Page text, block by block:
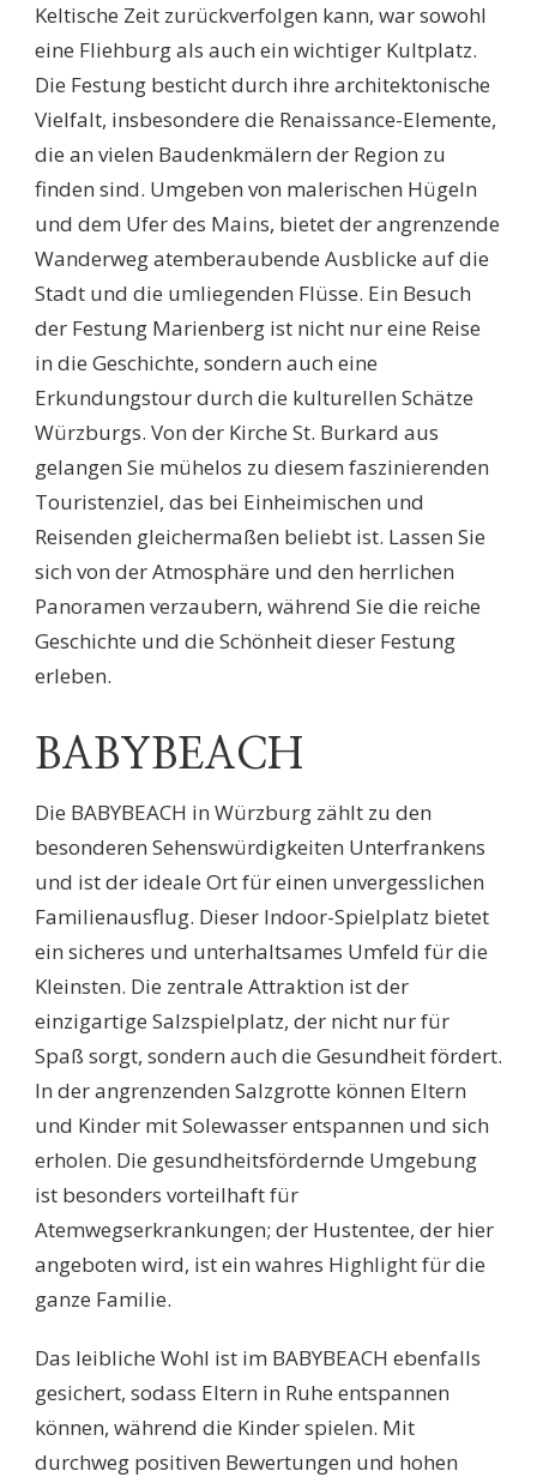
Keltische Zeit zurückverfolgen kann, war sowohl
eine Fliehburg als auch ein wichtiger Kultplatz.
Die Festung besticht durch ihre architektonische
Vielfalt, insbesondere die Renaissance-Elemente,
die an vielen Baudenkmälern der Region zu
finden sind. Umgeben von malerischen Hügeln
und dem Ufer des Mains, bietet der angrenzende
Wanderweg atemberaubende Ausblicke auf die
Stadt und die umliegenden Flüsse. Ein Besuch
der Festung Marienberg ist nicht nur eine Reise
in die Geschichte, sondern auch eine
Erkundungstour durch die kulturellen Schätze
Würzburgs. Von der Kirche St. Burkard aus
gelangen Sie mühelos zu diesem faszinierenden
Touristenziel, das bei Einheimischen und
Reisenden gleichermaßen beliebt ist. Lassen Sie
sich von der Atmosphäre und den herrlichen
Panoramen verzaubern, während Sie die reiche
Geschichte und die Schönheit dieser Festung
erleben.
BABYBEACH
Die BABYBEACH in Würzburg zählt zu den
besonderen Sehenswürdigkeiten Unterfrankens
und ist der ideale Ort für einen unvergesslichen
Familienausflug. Dieser Indoor-Spielplatz bietet
ein sicheres und unterhaltsames Umfeld für die
Kleinsten. Die zentrale Attraktion ist der
einzigartige Salzspielplatz, der nicht nur für
Spaß sorgt, sondern auch die Gesundheit fördert.
In der angrenzenden Salzgrotte können Eltern
und Kinder mit Solewasser entspannen und sich
erholen. Die gesundheitsfördernde Umgebung
ist besonders vorteilhaft für
Atemwegserkrankungen; der Hustentee, der hier
angeboten wird, ist ein wahres Highlight für die
ganze Familie.
Das leibliche Wohl ist im BABYBEACH ebenfalls
gesichert, sodass Eltern in Ruhe entspannen
können, während die Kinder spielen. Mit
durchweg positiven Bewertungen und hohen